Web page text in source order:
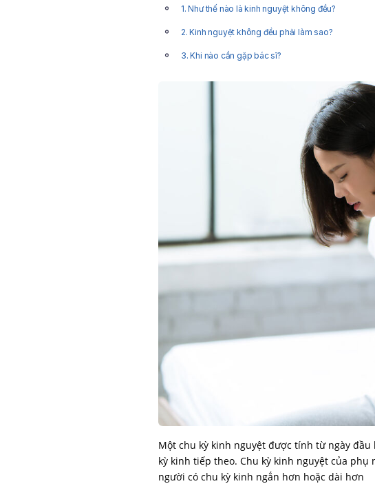
1. Như thế nào là kinh nguyệt không đều?
2. Kinh nguyệt không đều phải làm sao?
3. Khi nào cần gặp bác sĩ?
Một chu kỳ kinh nguyệt được tính từ ngày
kỳ kinh tiếp theo. Chu kỳ kinh nguyệt của
người có chu kỳ kinh ngắn hơn hoặc dài hơn